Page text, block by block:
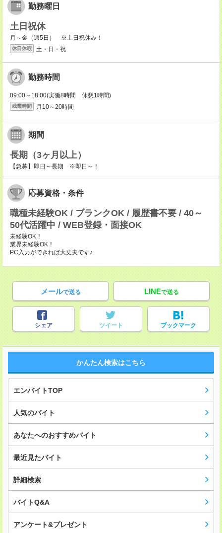
勤務曜日
土日祝休
月～金（週5日） ※土日祝休み！
休日休暇 土・日・祝
勤務時間
09:00～18:00(実働8時間 休憩1時間)
残業時間 月10～20時間
期間
長期（3ヶ月以上）
【急募】即日～長期 ※即日～！
応募資格・条件
職種未経験OK / ブランクOK / 履歴書不要 / 40～
50代活躍中 / WEB登録・面接OK
未経験OK！
業界未経験OK！
PC入力ができれば大丈夫です♪
メールで送る LINEで送る
シェア ツイート ブックマーク
かんたん検索はこちら
エンバイトTOP
人気のバイト
あなたへのおすすめバイト
最近見たバイト
詳細検索
バイトQ&A
アンケート&プレゼント